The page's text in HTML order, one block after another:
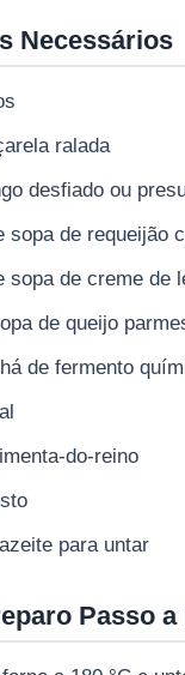
Necessários
ralada
desfiado ou
sopa de requeijão
sopa de creme de
de queijo
de fermento
do-reino
para untar
Passo a